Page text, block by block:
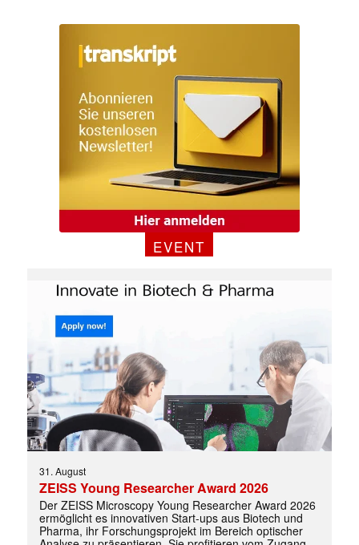
EVENT
31. August
ZEISS Young Researcher Award 2026
Der ZEISS Microscopy Young Researcher Award 2026
ermöglicht es innovativen Start-ups aus Biotech und
Pharma, ihr Forschungsprojekt im Bereich optischer